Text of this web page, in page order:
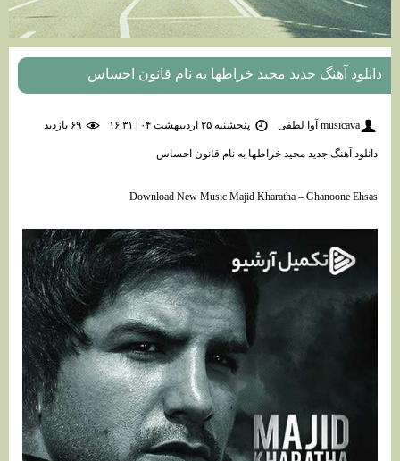
دانلود آهنگ جدید مجید خراطها به نام قانون احساس
musicava آوا لطفی پنجشنبه ۲۵ اردیبهشت ۰۴ | ۱۶:۳۱ ۶۹ بازديد
دانلود آهنگ جدید مجید خراطها به نام قانون احساس
Download New Music Majid Kharatha – Ghanoone Ehsas